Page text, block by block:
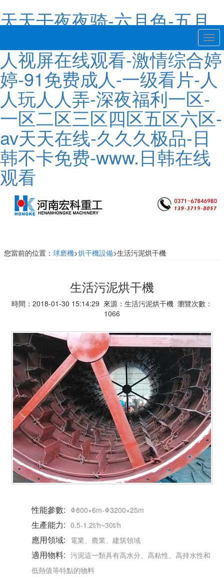
天天干夜夜骑-六月色-五月
天色综合-久久伊人网站-成
人视屏在线观看-激情综合婷
婷-91免费成人-一级看片-人
人玩人人弄-深夜福利一区-
一区二区三区四区五区六区-
av天天在线-久久久极品-日
韩不卡免费-www.日韩在线
观看
您當前的位置： 球磨機>烘干機設備>生活污泥烘干機
生活污泥烘干機
時間：2018-01-30 15:14:29 來源：生活污泥烘干機 瀏覽次數：
1066
性能參數: Φ800×6m-Φ3200×25m
生產能力: 0.5-1.2t/h~30t/h
應用領域: 電業、農業、建筑領域
適用物料: 污泥這一類具有高水分、高粘性、高持水性和
低熱值等特點的物料